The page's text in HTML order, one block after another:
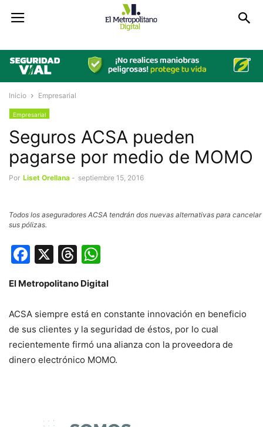
Inicio Empresarial
Empresarial
Seguros ACSA pueden
pagarse por medio de MOMO
Por Liset Orellana - septiembre 15, 2016
Todos los aseguradores ACSA tendrán dos nuevas alternativas para cancelar
sus pólizas.
Facebook
X Threads
El Metropolitano Digital
ACSA siempre está en constante innovación en beneficio
de sus clientes y la seguridad de éstos, por lo cual
recientemente firmó una alianza con la proveedora de
dinero electrónico MOMO.